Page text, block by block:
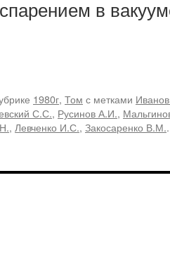
в
1980г, Том с метками
С.С., Русинов А.И.,
, Левченко И.С., Закосаренко В.М.